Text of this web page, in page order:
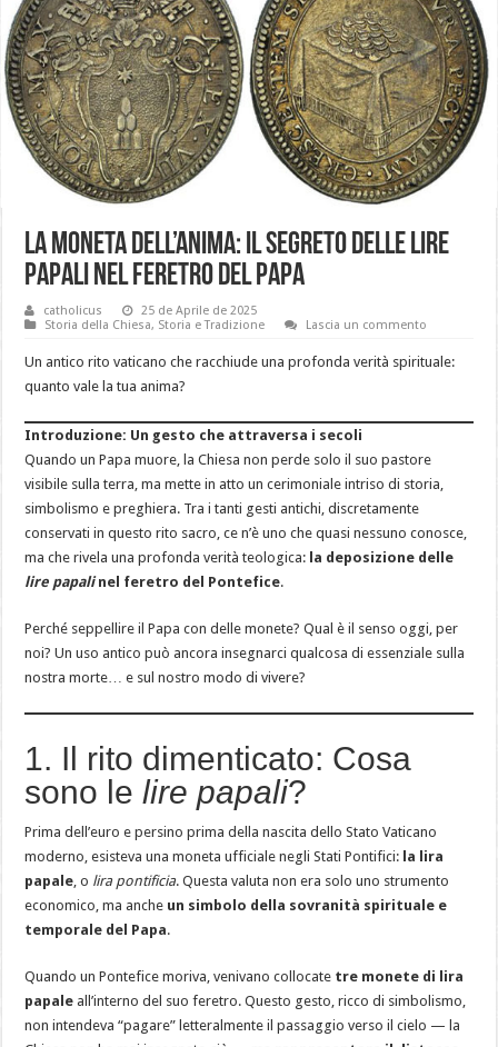
La moneta dell’anima: il segreto delle lire
papali nel feretro del Papa
catholicus
25 de Aprile de 2025
Storia della Chiesa, Storia e Tradizione Lascia un commento
Un antico rito vaticano che racchiude una profonda verità spirituale:
quanto vale la tua anima?
Introduzione: Un gesto che attraversa i secoli
Quando un Papa muore, la Chiesa non perde solo il suo pastore
visibile sulla terra, ma mette in atto un cerimoniale intriso di storia,
simbolismo e preghiera. Tra i tanti gesti antichi, discretamente
conservati in questo rito sacro, ce n’è uno che quasi nessuno conosce,
ma che rivela una profonda verità teologica: la deposizione delle
lire papalinel feretro del Pontefice.
Perché seppellire il Papa con delle monete? Qual è il senso oggi, per
noi? Un uso antico può ancora insegnarci qualcosa di essenziale sulla
nostra morte… e sul nostro modo di vivere?
1. Il rito dimenticato: Cosa
sono lelire papali?
Prima dell’euro e persino prima della nascita dello Stato Vaticano
moderno, esisteva una moneta ufficiale negli Stati Pontifici: la lira
papale, o lira pontificia. Questa valuta non era solo uno strumento
economico, ma anche un simbolo della sovranità spirituale e
temporale del Papa.
Quando un Pontefice moriva, venivano collocate tre monete di lira
papale all’interno del suo feretro. Questo gesto, ricco di simbolismo,
non intendeva “pagare” letteralmente il passaggio verso il cielo — la